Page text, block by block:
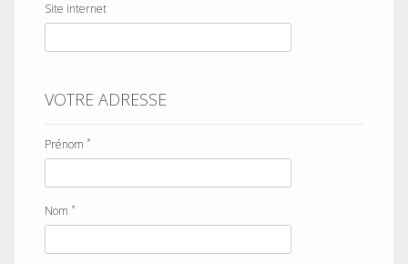
Site internet
VOTRE ADRESSE
Prénom *
Nom *